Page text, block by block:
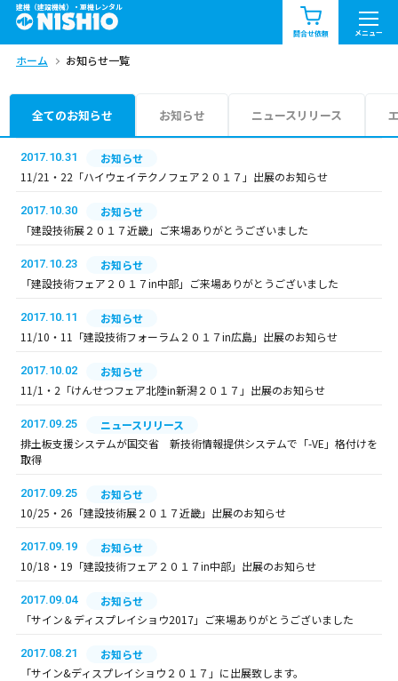
建機（建設機械）・重機レンタル
問合せ依頼 メニュー
商品一覧 お知らせ一覧
問合せ依頼リスト
エリア情報を見る
ホーム お知らせ一覧
全てのお知らせ お知らせ ニュースリリース
2017.10.31
お知らせ
11/21・22「ハイウェイテクノフェア２０１７」出展のお知らせ
2017.10.30
お知らせ
「建設技術展２０１７近畿」ご来場ありがとうございました
2017.10.23
お知らせ
「建設技術フェア２０１７in中部」ご来場ありがとうございました
2017.10.11
お知らせ
11/10・11「建設技術フォーラム２０１７in広島」出展のお知らせ
2017.10.02
お知らせ
11/1・2「けんせつフェア北陸in新潟２０１７」出展のお知らせ
2017.09.25
ニュースリリース
排土板支援システムが国交省 新技術情報提供システムで「-VE」格付けを
取得
2017.09.25
お知らせ
10/25・26「建設技術展２０１７近畿」出展のお知らせ
2017.09.19
お知らせ
10/18・19「建設技術フェア２０１７in中部」出展のお知らせ
2017.09.04
お知らせ
「サイン＆ディスプレイショウ2017」ご来場ありがとうございました
2017.08.21
お知らせ
「サイン&ディスプレイショウ２０１７」に出展致します。